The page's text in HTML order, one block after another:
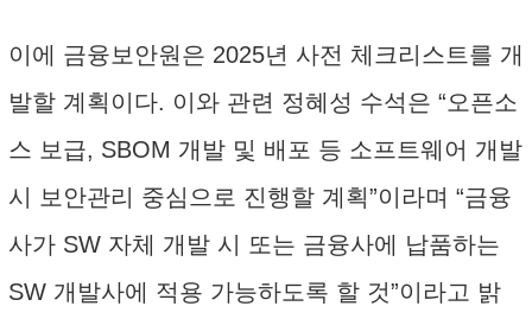
이에 금융보안원은 2025년 사전 체크리스트를 개
발할 계획이다. 이와 관련 정혜성 수석은 “오픈소
스 보급, SBOM 개발 및 배포 등 소프트웨어 개발
시 보안관리 중심으로 진행할 계획”이라며 “금융
사가 SW 자체 개발 시 또는 금융사에 납품하는
SW 개발사에 적용 가능하도록 할 것”이라고 밝